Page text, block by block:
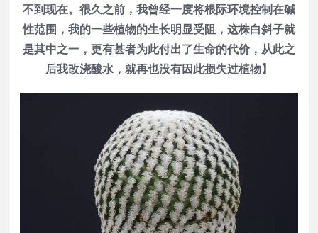
不到现在。很久之前，我曾经一度将根际环境控制在碱
性范围，我的一些植物的生长明显受阻，这株白斜子就
是其中之一，更有甚者为此付出了生命的代价，从此之
后我改浇酸水，就再也没有因此损失过植物】